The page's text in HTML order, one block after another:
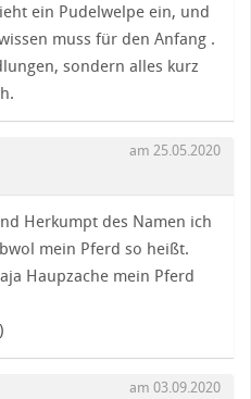
ein Pudelwelpe ein, und
muss für den Anfang .
sondern alles kurz
am 25.05.2020
Herkumpt des Namen ich
mein Pferd so heißt.
Haupzache mein Pferd
am 03.09.2020